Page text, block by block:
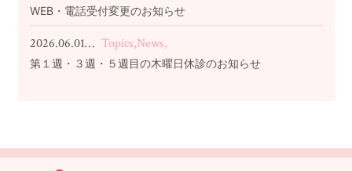
WEB・電話受付変更のお知らせ
2026.06.01… Topics,News,
第１週・３週・５週目の木曜日休診のお知らせ